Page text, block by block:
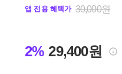
앱 전용 혜택가 30,000원
2% 29,400원